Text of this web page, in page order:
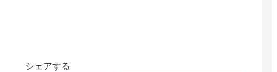
シェアする